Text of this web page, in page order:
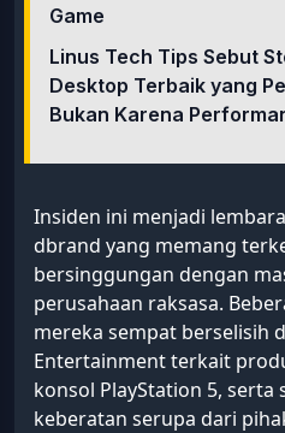
Game
Linus Tech Tips Sebut
Desktop Terbaik yang
Bukan Karena
Insiden ini menjadi
dbrand yang memang
bersinggungan dengan
perusahaan raksasa.
mereka sempat berselisih
Entertainment terkait
konsol PlayStation 5,
keberatan serupa dari